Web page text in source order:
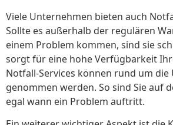
Viele Unternehmen bieten auch
Sollte es außerhalb der regulären
einem Problem kommen, sind sie
sorgt für eine hohe Verfügbarkeit
Notfall-Services können rund um die
genommen werden. So sind Sie auf
egal wann ein Problem auftritt.